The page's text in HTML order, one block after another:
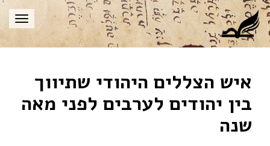
תפריט
איש הצללים היהודי שתיווך
בין יהודים לערבים לפני מאה
שנה